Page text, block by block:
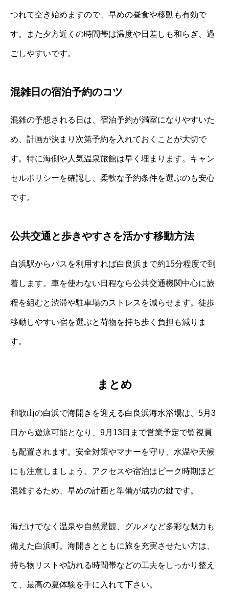
つれて空き始めますので、早めの昼食や移動も有効で
す。また夕方近くの時間帯は温度や日差しも和らぎ、過
ごしやすいです。
混雑日の宿泊予約のコツ
混雑の予想される日は、宿泊予約が満室になりやすいた
め、計画が決まり次第予約を入れておくことが大切で
す。特に海側や人気温泉旅館は早く埋まります。キャン
セルポリシーを確認し、柔軟な予約条件を選ぶのも安心
です。
公共交通と歩きやすさを活かす移動方法
白浜駅からバスを利用すれば白良浜まで約15分程度で到
着します。車を使わない日程なら公共交通機関中心に旅
程を組むと渋滞や駐車場のストレスを減らせます。徒歩
移動しやすい宿を選ぶと荷物を持ち歩く負担も減りま
す。
まとめ
和歌山の白浜で海開きを迎える白良浜海水浴場は、5月3
日から遊泳可能となり、9月13日まで営業予定で監視員
も配置されます。安全対策やマナーを守り、水温や天候
にも注意しましょう。アクセスや宿泊はピーク時期ほど
混雑するため、早めの計画と準備が成功の鍵です。
海だけでなく温泉や自然景観、グルメなど多彩な魅力も
備えた白浜町。海開きとともに旅を充実させたい方は、
持ち物リストや訪れる時間帯などの工夫をしっかり整え
て、最高の夏体験を手に入れて下さい。